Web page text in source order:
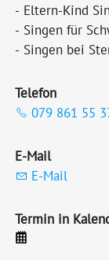
- Eltern-Kind
- Singen für
- Singen bei
Telefon
079 861 55
E-Mail
E-Mail
Termin in